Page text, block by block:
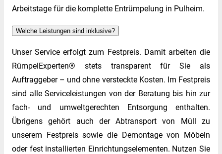
Arbeitstage für die komplette Entrümpelung in Pulheim.
Welche Leistungen sind inklusive?
Unser Service erfolgt zum Festpreis. Damit arbeiten die
RümpelExperten® stets transparent für Sie als
Auftraggeber – und ohne versteckte Kosten. Im Festpreis
sind alle Serviceleistungen von der Beratung bis hin zur
fach- und umweltgerechten Entsorgung enthalten.
Übrigens gehört auch der Abtransport von Müll zu
unserem Festpreis sowie die Demontage von Möbeln
oder fest installierten Einrichtungselementen. Nutzen Sie